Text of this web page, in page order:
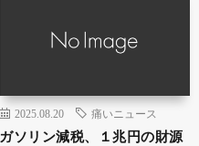
2025.08.20 痛いニュース
ガソリン減税、１兆円の財源